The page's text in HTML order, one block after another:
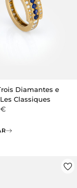
Diamantes e
Classiques
€